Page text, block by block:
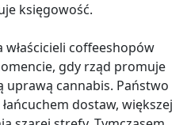
księgowość.
coffeeshopów
gdy rząd promuje
uprawą cannabis. Państwo
dostaw, większej